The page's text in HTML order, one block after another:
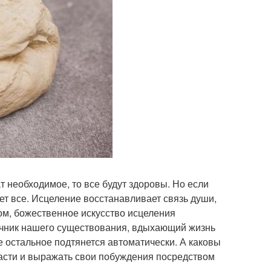
то все будут здоровы. Но если
все. Исцеление восстанавливает связь души,
божественное искусство исцеления
нашего существования, вдыхающий жизнь
подтянется автоматически. А каковы
и выражать свои побуждения посредством